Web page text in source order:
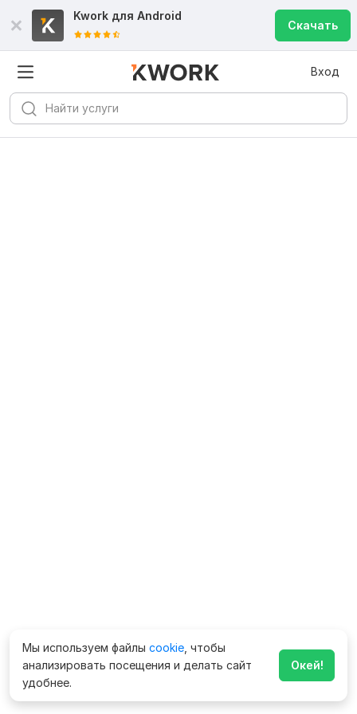
Kwork для Android
Скачать
Вход
Мы используем файлы cookie , чтобы
анализировать посещения и делать сайт
удобнее.
Окей!